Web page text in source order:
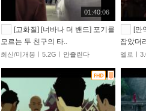
01:40:06
[고화질] [너바나 더 밴드] 포기를
모르는 두 친구의 타..
최신/미개봉ㅣ5.2Gㅣ 안졸린다
[만
잡았더
멜로ㅣ